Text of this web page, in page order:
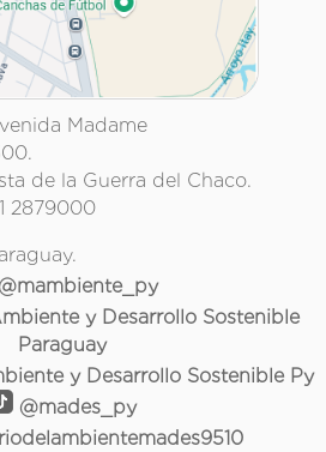
Madame
de la Guerra del Chaco.
2879000
y Desarrollo Sostenible
Paraguay
y Desarrollo Sostenible Py
@mades_py